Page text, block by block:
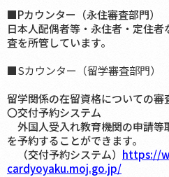
■Pカウンター（永住審査部門）
日本人配偶者等・永住者・定住
査を所管しています。
■Sカウンター（留学審査部門）
留学関係の在留資格についての審
〇交付予約システム
外国人受入れ教育機関の申請等
を予約することができます。
（交付予約システム） https://
cardyoyaku.moj.go.jp/